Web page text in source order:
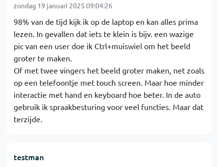
zondag 19 januari 2025 09:04:26
98% van de tijd kijk ik op de laptop en kan alles prima
lezen. In gevallen dat iets te klein is bijv. een wazige
pic van een user doe ik Ctrl+muiswiel om het beeld
groter te maken.
Of met twee vingers het beeld groter maken, net zoals
op een telefoontje met touch screen. Maar hoe minder
interactie met hand en keyboard hoe beter. In de auto
gebruik ik spraakbesturing voor veel functies. Maar dat
terzijde.
testman